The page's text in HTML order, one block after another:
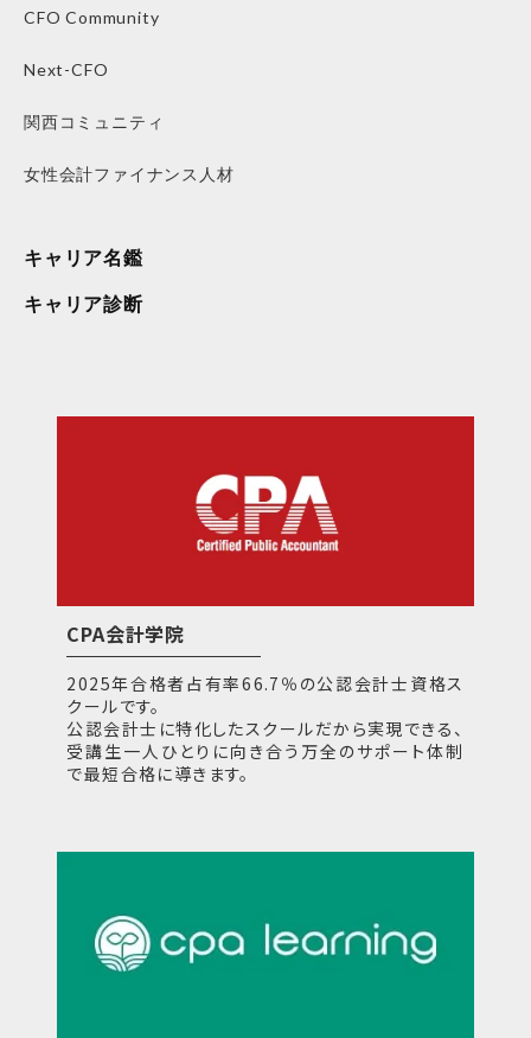
CFO Community
Next-CFO
関西コミュニティ
女性会計ファイナンス人材
キャリア名鑑
キャリア診断
CPA会計学院
2025年合格者占有率66.7％の公認会計士資格ス
クールです。
公認会計士に特化したスクールだから実現できる、
受講生一人ひとりに向き合う万全のサポート体制
で最短合格に導きます。